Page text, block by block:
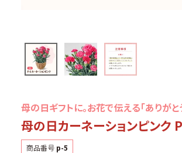
母の日ギフトに。お花で伝える「ありが
母の日カーネーションピンク
商品番号 p-5